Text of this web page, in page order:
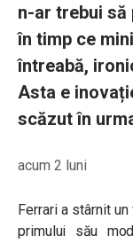
n-ar trebui să
în timp ce
întreabă,
Asta e
scăzut în
acum 2 luni
Ferrari a stârnit
primului său